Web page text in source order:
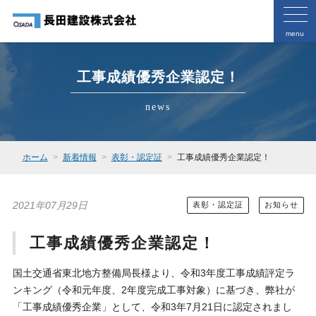
menu
工事成績優秀企業認定！
news
ホーム 新着情報 表彰・認定証 工事成績優秀企業認定！
2021年07月29日 表彰・認定証 お知らせ
工事成績優秀企業認定！
国土交通省東北地方整備局長様より、令和3年度工事成績評定ラ
ンキング（令和元年度、2年度完成工事対象）に基づき、弊社が
「工事成績優秀企業」として、令和3年7月21日に認定されまし